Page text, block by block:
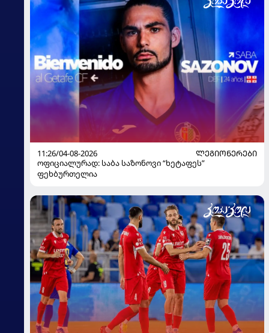
11:26/04-08-2026
ᲚᲔᲒᲘᲝᲜᲔᲠᲔᲑᲘ
ოფიციალურად: საბა საზონოვი “ხეტაფეს”
ფეხბურთელია